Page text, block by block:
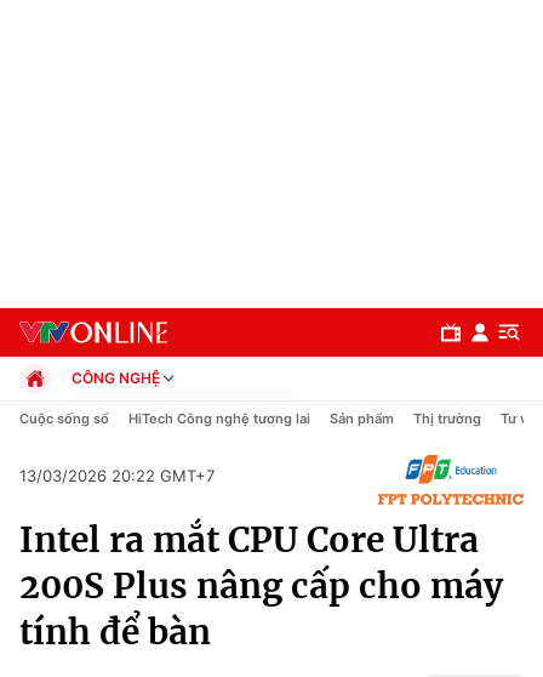
Chính trị
Xã hội
CÔNG NGHỆ
Chính trị
Pháp luật
Thể thao
Truyền hình
Văn hóa - Giải trí
Y tế
Cuộc sống số HiTech Công nghệ tương lai Sản phẩm Thị trường Tư vấn
13/03/2026 20:22 GMT+7
Intel ra mắt CPU Core Ultra
200S Plus nâng cấp cho máy
tính để bàn